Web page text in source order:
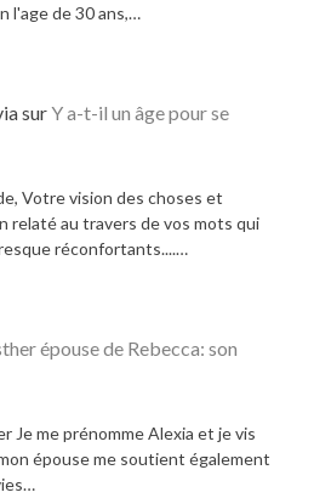
l'age de 30 ans,…
surY a-t-il un âge pour se
Votre vision des choses et
relaté au travers de vos mots qui
réconfortants....…
épouse de Rebecca: son
Je me prénomme Alexia et je vis
épouse me soutient également